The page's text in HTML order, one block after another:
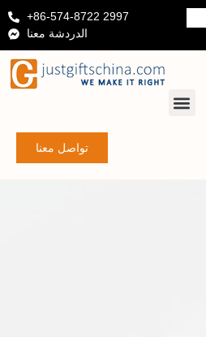
+86-574-8722 2997
الدردشة معنا
تواصل معنا